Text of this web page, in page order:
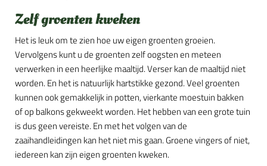
Zelf groenten kweken
Het is leuk om te zien hoe uw eigen groenten groeien.
Vervolgens kunt u de groenten zelf oogsten en meteen
verwerken in een heerlijke maaltijd. Verser kan de maaltijd niet
worden. En het is natuurlijk hartstikke gezond. Veel groenten
kunnen ook gemakkelijk in potten, vierkante moestuin bakken
of op balkons gekweekt worden. Het hebben van een grote tuin
is dus geen vereiste. En met het volgen van de
zaaihandleidingen kan het niet mis gaan. Groene vingers of niet,
iedereen kan zijn eigen groenten kweken.